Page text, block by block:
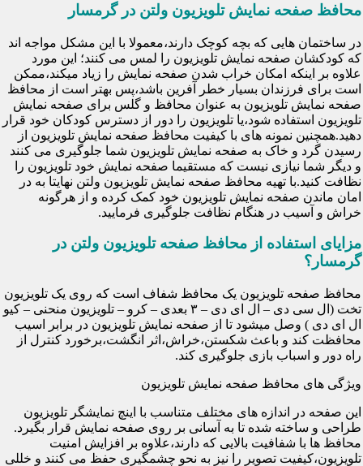
محافظ صفحه نمایش تلویزیون ولتن در گرمسار
در ساختمان هایی که بچه کوچک دارند،معمولا با این مشکل مواجه اند
که کودکشان صفحه نمایش تلویزیون را لمس می کنند؛ این مورد
علاوه بر اینکه امکان خراب شدن صفحه نمایش را زیاد میکند،ممکن
است برای فرزندان بسیار خطر آفرین باشد،پس بهتر است از محافظ
صفحه نمایش تلویزیون به عنوان محافظ و گلس برای صفحه نمایش
تلویزیون استفاده شود،یا تلویزیون را دور از دسترس کودکان خود قرار
دهید.همچنین نمونه های با کیفیت محافظ صفحه نمایش تلویزیون از
رسیدن گرد و خاک به صفحه نمایش تلویزیون شما جلوگیری می کنند
و دیگر شما نیازی نیست که مستقیما صفحه نمایش خود تلویزیون را
نظافت کنید.با تهیه محافظ صفحه نمایش تلویزیون ولتن نهایتا به در
امان ماندن صفحه نمایش تلویزیون خود کمک کرده و از هرگونه
خراش و آسیب در هنگام نظافت جلوگیری فرمایید.
مزایای استفاده از محافظ صفحه تلویزیون ولتن در
گرمسار؟
محافظ صفحه تلویزیون یک محافظ شفاف است که روی یک تلویزیون
تخت (ال سی دی – ال ای دی – ۳ بعدی – کرو – تلویزیون منحنی – کیو
ال ای دی ) وصل میشود تا از صفحه نمایش تلویزیون در برابر اسیب
محافظت کند و باعث شکستن،خراش،اثر انگشت،برخورد کنترل از
راه دور و اسباب بازی جلوگیری کند.
ویژگی های محافظ صفحه نمایش تلویزیون
این صفحه در اندازه های مختلف متناسب با اینچ نمایشگر تلویزیون
طراحی و ساخته شده تا به آسانی بر روی صفحه نمایش قرار بگیرد.
محافظ ها با شفافیت بالایی که دارند،علاوه بر افزایش امنیت
تلویزیون،کیفیت تصویر را نیز به نحو چشمگیری حفظ می کنند و خللی